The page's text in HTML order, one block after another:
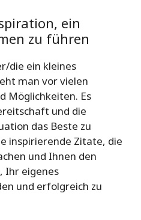
ein
zu führen
die ein kleines
man vor vielen
Möglichkeiten. Es
und die
das Beste zu
inspirierende Zitate, die
und Ihnen den
Ihr eigenes
und erfolgreich zu